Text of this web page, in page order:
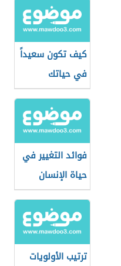
كيف تكون سعيداً
في حياتك
فوائد التغيير في
حياة الإنسان
ترتيب الأولويات